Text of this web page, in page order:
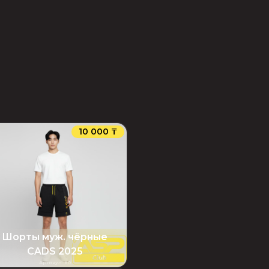
10 000 ₸
Шорты муж. чёрные
CADS 2025
Артикул 80